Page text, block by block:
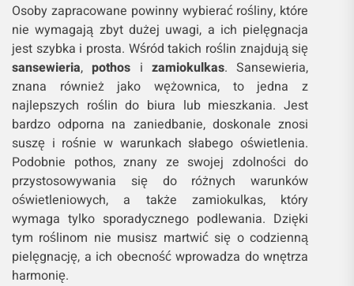
Osoby zapracowane powinny wybierać rośliny, które
nie wymagają zbyt dużej uwagi, a ich pielęgnacja
jest szybka i prosta. Wśród takich roślin znajdują się
sansewieria,pothos i zamiokulkas. Sansewieria,
znana również jako wężownica, to jedna z
najlepszych roślin do biura lub mieszkania. Jest
bardzo odporna na zaniedbanie, doskonale znosi
suszę i rośnie w warunkach słabego oświetlenia.
Podobnie pothos, znany ze swojej zdolności do
przystosowywania się do różnych warunków
oświetleniowych, a także zamiokulkas, który
wymaga tylko sporadycznego podlewania. Dzięki
tym roślinom nie musisz martwić się o codzienną
pielęgnację, a ich obecność wprowadza do wnętrza
harmonię.